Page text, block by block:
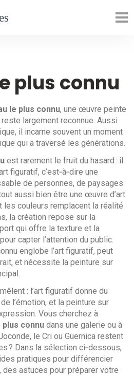
plus connu
le plus connu, une œuvre peinte
largement reconnue. Aussi
, il incarne souvent un moment
qui a traversé les générations.
est rarement le fruit du hasard : il
figuratif, c’est‑à‑dire une
de personnes, de paysages
aussi bien être une œuvre d’art
les couleurs remplacent la réalité
la création repose sur la
qui offre la texture et la
capter l’attention du public.
englobe l’art figuratif, peut
et nécessite la peinture sur
: l’art figuratif donne du
l’émotion, et la peinture sur
Vous cherchez à
connu dans une galerie ou à
le Cri ou Guernica restent
? Dans la sélection ci‑dessous,
pratiques pour différencier
des astuces pour préparer votre